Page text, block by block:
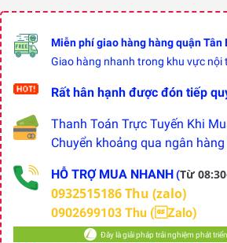
Miễn phí giao hàng hàng quận Tân
Giao hàng nhanh trong khu vực nội
Rất hân hạnh được đón tiếp
Thanh Toán Trực Tuyến Khi
Chuyển khoảng qua ngân
HỖ TRỢ MUA NHANH(Từ
0932515186 Thu (zalo)
0902699103 Thu (Zalo)
Đây là giải pháp trải nghiệm phát